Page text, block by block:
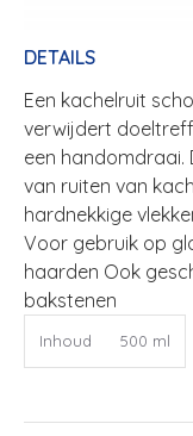
DETAILS
Een kachelruit
verwijdert
een handomdraai.
van ruiten van
hardnekkige
Voor gebruik op
haarden Ook
bakstenen
Inhoud 500 ml